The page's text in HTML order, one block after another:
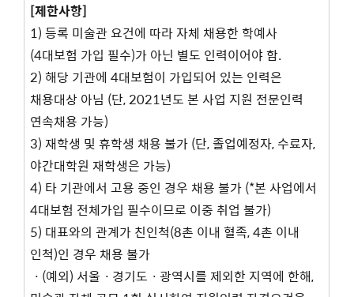
[제한사항]
1) 등록 미술관 요건에 따라 자체 채용한 학예사
(4대보험 가입 필수)가 아닌 별도 인력이어야 함.
2) 해당 기관에 4대보험이 가입되어 있는 인력은
채용대상 아님 (단, 2021년도 본 사업 지원 전문인력
연속채용 가능)
3) 재학생 및 휴학생 채용 불가 (단, 졸업예정자, 수료자,
야간대학원 재학생은 가능)
4) 타 기관에서 고용 중인 경우 채용 불가 (*본 사업에서
4대보험 전체가입 필수이므로 이중 취업 불가)
5) 대표와의 관계가 친인척(8촌 이내 혈족, 4촌 이내
인척)인 경우 채용 불가
ㆍ(예외) 서울ㆍ경기도ㆍ광역시를 제외한 지역에 한해,